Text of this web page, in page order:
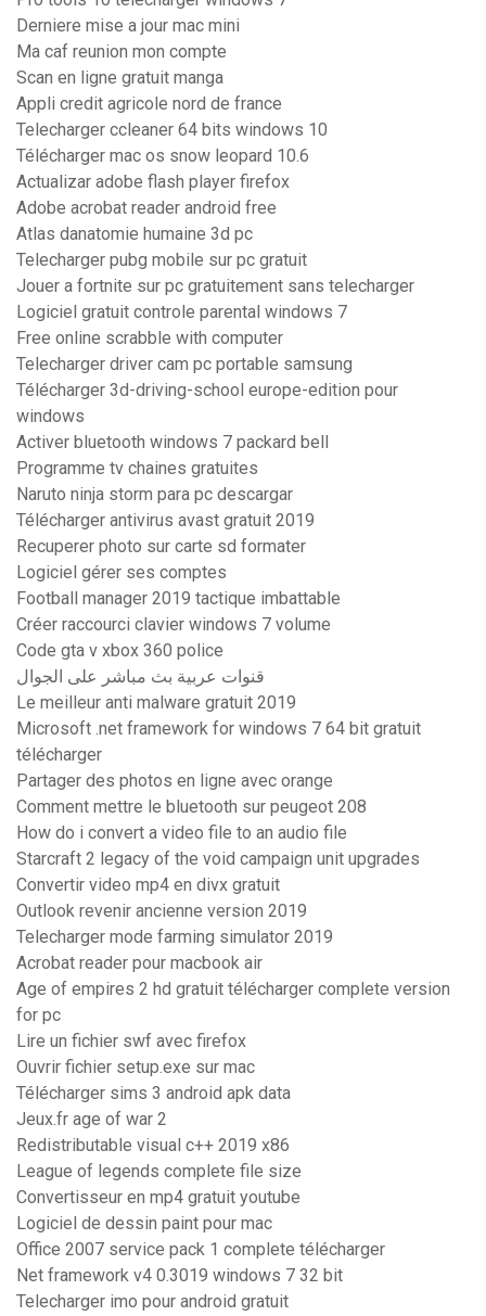
Derniere mise a jour mac mini
Ma caf reunion mon compte
Scan en ligne gratuit manga
Appli credit agricole nord de france
Telecharger ccleaner 64 bits windows 10
Télécharger mac os snow leopard 10.6
Actualizar adobe flash player firefox
Adobe acrobat reader android free
Atlas danatomie humaine 3d pc
Telecharger pubg mobile sur pc gratuit
Jouer a fortnite sur pc gratuitement sans telecharger
Logiciel gratuit controle parental windows 7
Free online scrabble with computer
Telecharger driver cam pc portable samsung
Télécharger 3d-driving-school europe-edition pour
windows
Activer bluetooth windows 7 packard bell
Programme tv chaines gratuites
Naruto ninja storm para pc descargar
Télécharger antivirus avast gratuit 2019
Recuperer photo sur carte sd formater
Logiciel gérer ses comptes
Football manager 2019 tactique imbattable
Créer raccourci clavier windows 7 volume
Code gta v xbox 360 police
قنوات عربية بث مباشر على الجوال
Le meilleur anti malware gratuit 2019
Microsoft .net framework for windows 7 64 bit gratuit
télécharger
Partager des photos en ligne avec orange
Comment mettre le bluetooth sur peugeot 208
How do i convert a video file to an audio file
Starcraft 2 legacy of the void campaign unit upgrades
Convertir video mp4 en divx gratuit
Outlook revenir ancienne version 2019
Telecharger mode farming simulator 2019
Acrobat reader pour macbook air
Age of empires 2 hd gratuit télécharger complete version
for pc
Lire un fichier swf avec firefox
Ouvrir fichier setup.exe sur mac
Télécharger sims 3 android apk data
Jeux.fr age of war 2
Redistributable visual c++ 2019 x86
League of legends complete file size
Convertisseur en mp4 gratuit youtube
Logiciel de dessin paint pour mac
Office 2007 service pack 1 complete télécharger
Net framework v4 0.3019 windows 7 32 bit
Telecharger imo pour android gratuit